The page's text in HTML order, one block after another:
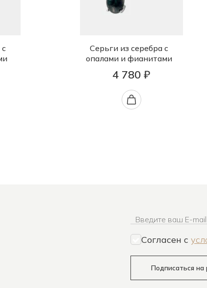
Серьги из серебра с
опалами и фианитами
4 780 ₽
Введите ваш E-mail
Согласен c
Подписаться на